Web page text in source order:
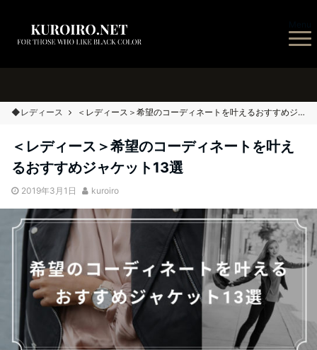
◆レディース ＜レディース＞希望のコーディネートを叶えるおすすめジャケット13選
＜レディース＞希望のコーディネートを叶え
るおすすめジャケット13選
2019年3月1日 kuroiro